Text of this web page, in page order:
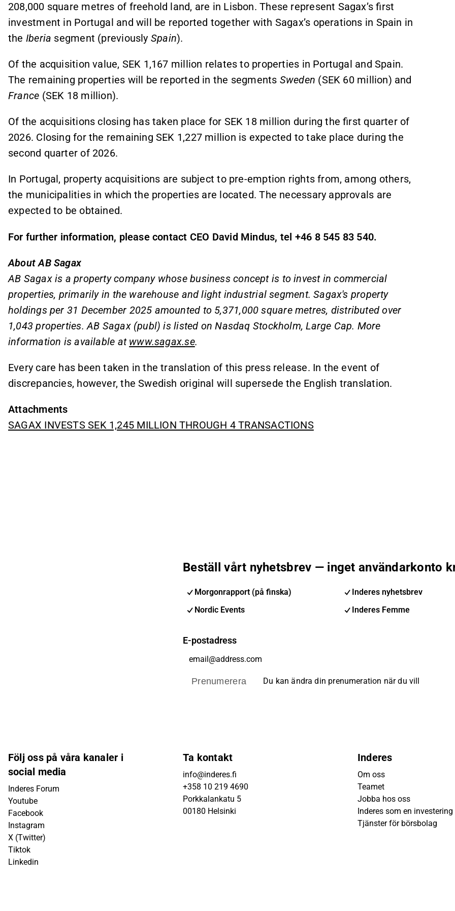
208,000 square metres of freehold land, are in Lisbon. These represent Sagax’s first
investment in Portugal and will be reported together with Sagax’s operations in Spain in
the Iberia segment (previously Spain).
Of the acquisition value, SEK 1,167 million relates to properties in Portugal and Spain.
The remaining properties will be reported in the segments Sweden (SEK 60 million) and
France (SEK 18 million).
Of the acquisitions closing has taken place for SEK 18 million during the first quarter of
2026. Closing for the remaining SEK 1,227 million is expected to take place during the
second quarter of 2026.
In Portugal, property acquisitions are subject to pre-emption rights from, among others,
the municipalities in which the properties are located. The necessary approvals are
expected to be obtained.
For further information, please contact CEO David Mindus, tel +46 8 545 83 540.
About AB Sagax
AB Sagax is a property company whose business concept is to invest in commercial
properties, primarily in the warehouse and light industrial segment. Sagax's property
holdings per 31 December 2025 amounted to 5,371,000 square metres, distributed over
1,043 properties. AB Sagax (publ) is listed on Nasdaq Stockholm, Large Cap. More
information is available at www.sagax.se.
Every care has been taken in the translation of this press release. In the event of
discrepancies, however, the Swedish original will supersede the English translation.
Attachments
SAGAX INVESTS SEK 1,245 MILLION THROUGH 4 TRANSACTIONS
Beställ vårt nyhetsbrev — inget användarkonto
Morgonrapport (på finska)
Inderes nyhetsbrev
Nordic Events
Inderes Femme
E-postadress
Prenumerera Du kan ändra din prenumeration när du vill
Följ oss på våra kanaler i
social media
Inderes Forum
Youtube
Facebook
Instagram
X (Twitter)
Tiktok
Linkedin
Ta kontakt
info@inderes.fi
+358 10 219 4690
Porkkalankatu 5
00180 Helsinki
Inderes
Om oss
Teamet
Jobba hos oss
Inderes som en investering
Tjänster för börsbolag